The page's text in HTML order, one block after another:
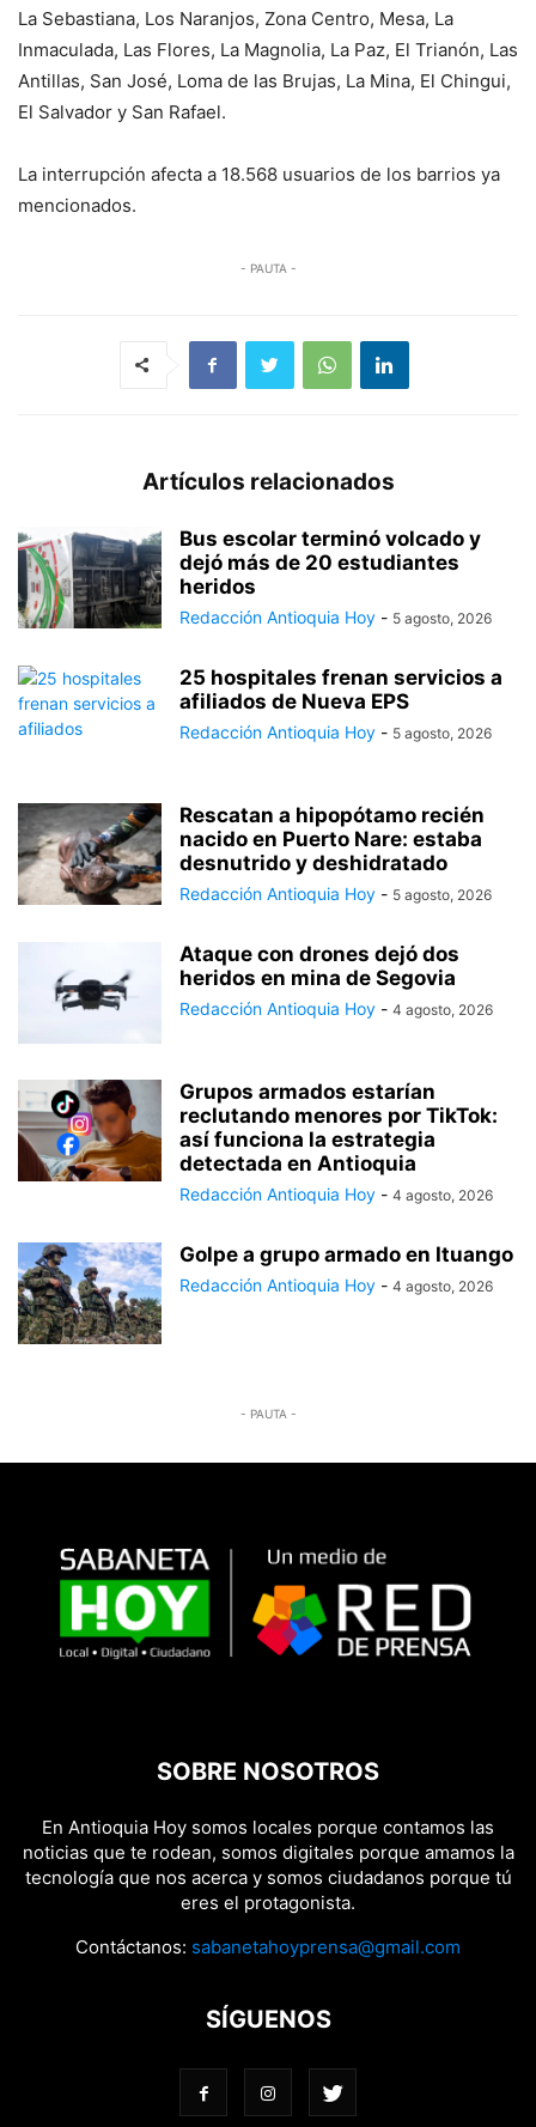
La Sebastiana, Los Naranjos, Zona Centro, Mesa, La
Inmaculada, Las Flores, La Magnolia, La Paz, El Trianón, Las
Antillas, San José, Loma de las Brujas, La Mina, El Chingui,
El Salvador y San Rafael.
La interrupción afecta a 18.568 usuarios de los barrios ya
mencionados.
- PAUTA -
Artículos relacionados
Bus escolar terminó volcado y
dejó más de 20 estudiantes
heridos
Redacción Antioquia Hoy - 5 agosto, 2026
25 hospitales frenan servicios a
afiliados de Nueva EPS
Redacción Antioquia Hoy - 5 agosto, 2026
Rescatan a hipopótamo recién
nacido en Puerto Nare: estaba
desnutrido y deshidratado
Redacción Antioquia Hoy - 5 agosto, 2026
Ataque con drones dejó dos
heridos en mina de Segovia
Redacción Antioquia Hoy - 4 agosto, 2026
Grupos armados estarían
reclutando menores por TikTok:
así funciona la estrategia
detectada en Antioquia
Redacción Antioquia Hoy - 4 agosto, 2026
Golpe a grupo armado en Ituango
Redacción Antioquia Hoy - 4 agosto, 2026
- PAUTA -
SOBRE NOSOTROS
En Antioquia Hoy somos locales porque contamos las
noticias que te rodean, somos digitales porque amamos la
tecnología que nos acerca y somos ciudadanos porque tú
eres el protagonista.
Contáctanos: sabanetahoyprensa@gmail.com
SÍGUENOS